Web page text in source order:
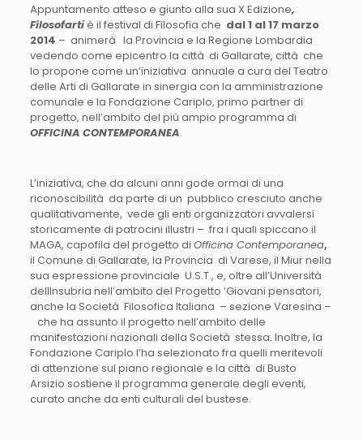
Appuntamento atteso e giunto alla sua X Edizione,
Filosofartiè il festival di Filosofia che dal 1 al 17 marzo
2014 – animerà la Provincia e la Regione Lombardia
vedendo come epicentro la città di Gallarate, città che
lo propone come un’iniziativa annuale a cura del Teatro
delle Arti di Gallarate in sinergia con la amministrazione
comunale e la Fondazione Cariplo, primo partner di
progetto, nell’ambito del più ampio programma di
OFFICINA CONTEMPORANEA.
L’iniziativa, che da alcuni anni gode ormai di una
riconoscibilità da parte di un pubblico cresciuto anche
qualitativamente, vede gli enti organizzatori avvalersi
storicamente di patrocini illustri – fra i quali spiccano il
MAGA, capofila del progetto di Officina Contemporanea,
il Comune di Gallarate, la Provincia di Varese, il Miur nella
sua espressione provinciale U.S.T., e, oltre all’Università
dellInsubria nell’ambito del Progetto ‘Giovani pensatori,
anche la Società Filosofica Italiana – sezione Varesina –
che ha assunto il progetto nell’ambito delle
manifestazioni nazionali della Società stessa. Inoltre, la
Fondazione Cariplo l’ha selezionato fra quelli meritevoli
di attenzione sul piano regionale e la città di Busto
Arsizio sostiene il programma generale degli eventi,
curato anche da enti culturali del bustese.